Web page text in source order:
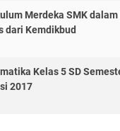
Merdeka SMK dalam
dari Kemdikbud
Kelas 5 SD
2017